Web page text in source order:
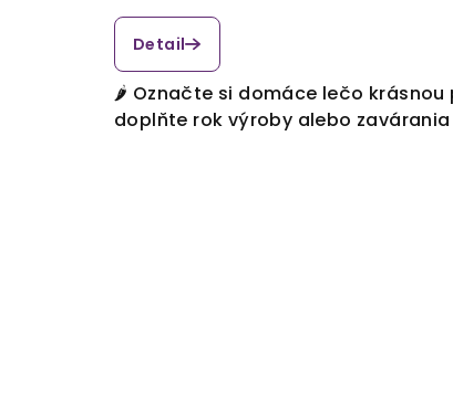
Detail
🌶️ Označte si domáce lečo
doplňte rok výroby alebo